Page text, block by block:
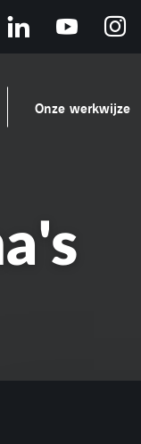
Onze werkwijze